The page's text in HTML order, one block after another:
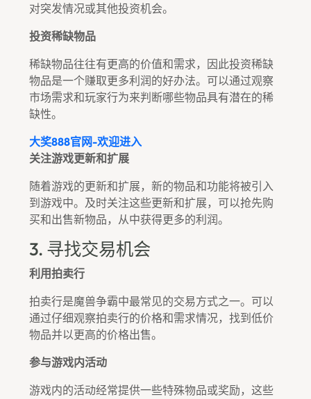
对突发情况或其他投资机会。
投资稀缺物品
稀缺物品往往有更高的价值和需求，因此投资稀缺
物品是一个赚取更多利润的好办法。可以通过观察
市场需求和玩家行为来判断哪些物品具有潜在的稀
缺性。
大奖888官网-欢迎进入
关注游戏更新和扩展
随着游戏的更新和扩展，新的物品和功能将被引入
到游戏中。及时关注这些更新和扩展，可以抢先购
买和出售新物品，从中获得更多的利润。
3. 寻找交易机会
利用拍卖行
拍卖行是魔兽争霸中最常见的交易方式之一。可以
通过仔细观察拍卖行的价格和需求情况，找到低价
物品并以更高的价格出售。
参与游戏内活动
游戏内的活动经常提供一些特殊物品或奖励，这些